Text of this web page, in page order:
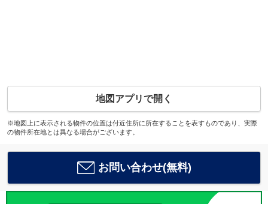
地図アプリで開く
※地図上に表示される物件の位置は付近住所に所在することを表すものであり、実際
の物件所在地とは異なる場合がございます。
お問い合わせ(無料)